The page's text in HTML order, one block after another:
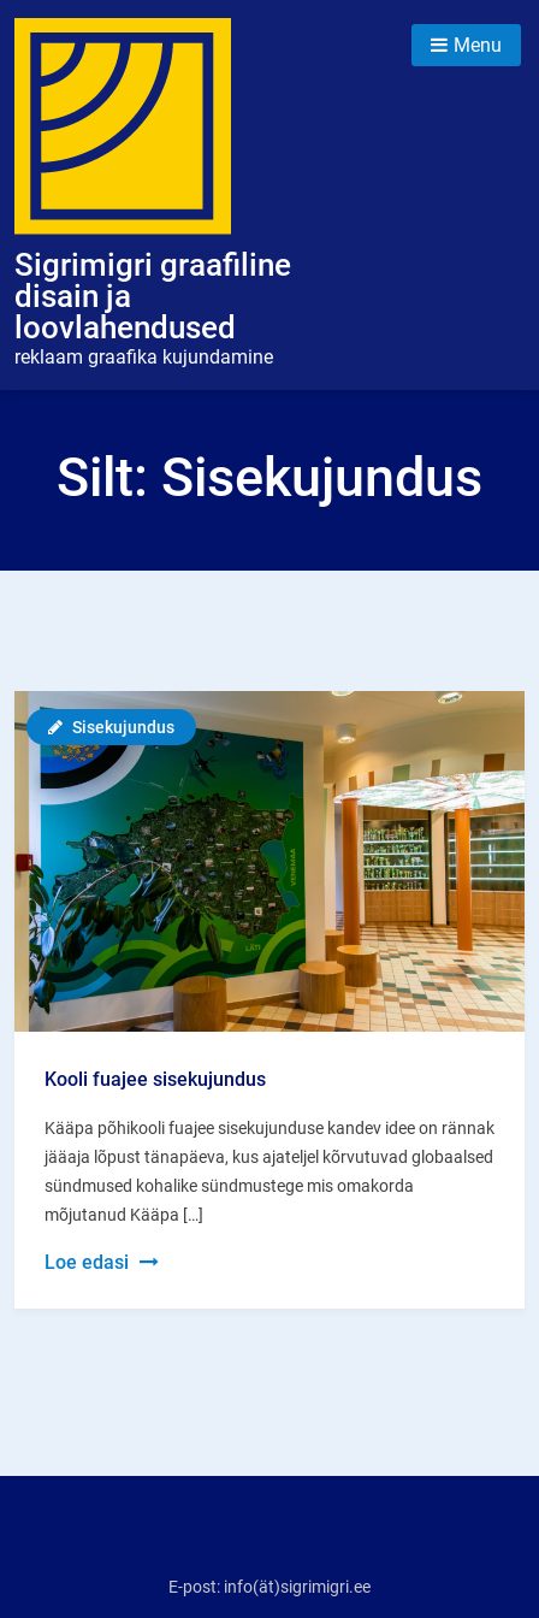
Skip
content
Sigrimigri graafiline
disain ja
loovlahendused
reklaam graafika kujundamine
Menu
Silt: Sisekujundus
Sisekujundus
Kooli fuajee sisekujundus
Kääpa põhikooli fuajee sisekujunduse kandev idee on rännak
jääaja lõpust tänapäeva, kus ajateljel kõrvutuvad globaalsed
sündmused kohalike sündmustege mis omakorda
mõjutanud Kääpa […]
Loe edasi
Kooli
E-post: info(ät)sigrimigri.ee